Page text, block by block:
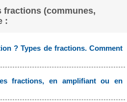
fractions (communes,
:
? Types de fractions. Comment
fractions, en amplifiant ou en